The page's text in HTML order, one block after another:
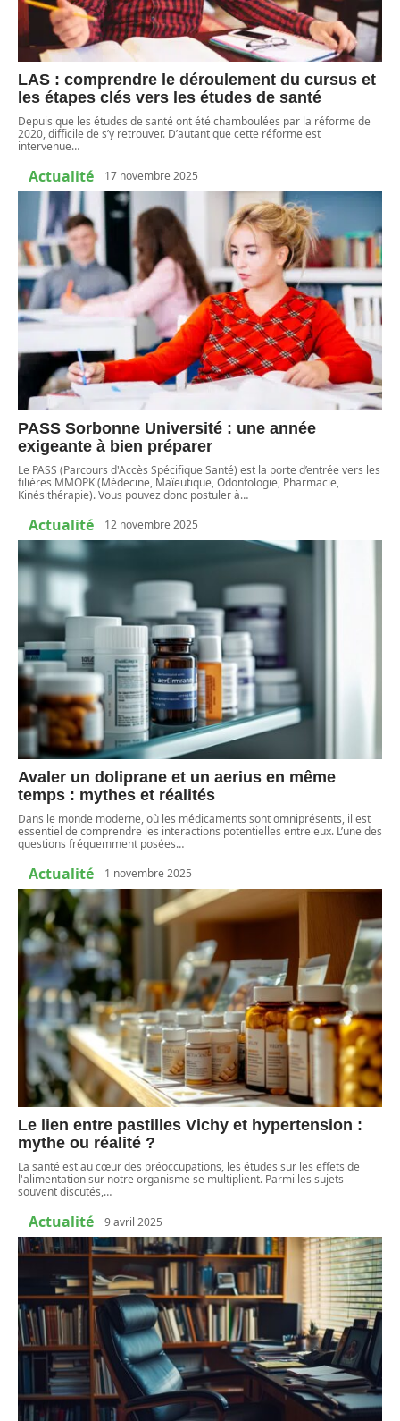
LAS : comprendre le déroulement du cursus et
les étapes clés vers les études de santé
Depuis que les études de santé ont été chamboulées par la réforme de
2020, difficile de s’y retrouver. D’autant que cette réforme est
intervenue…
Actualité 17 novembre 2025
PASS Sorbonne Université : une année
exigeante à bien préparer
Le PASS (Parcours d'Accès Spécifique Santé) est la porte d’entrée vers les
filières MMOPK (Médecine, Maïeutique, Odontologie, Pharmacie,
Kinésithérapie). Vous pouvez donc postuler à…
Actualité 12 novembre 2025
Avaler un doliprane et un aerius en même
temps : mythes et réalités
Dans le monde moderne, où les médicaments sont omniprésents, il est
essentiel de comprendre les interactions potentielles entre eux. L’une des
questions fréquemment posées…
Actualité 1 novembre 2025
Le lien entre pastilles Vichy et hypertension :
mythe ou réalité ?
La santé est au cœur des préoccupations, les études sur les effets de
l'alimentation sur notre organisme se multiplient. Parmi les sujets
souvent discutés,…
Actualité 9 avril 2025